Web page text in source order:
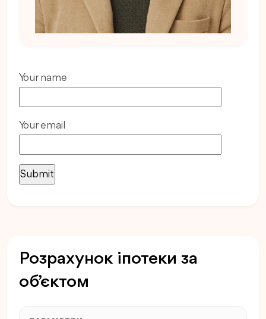
Your name
Your email
Розрахунок іпотеки за
об’єктом